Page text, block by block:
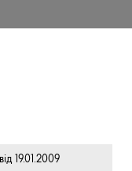
19.01.2009